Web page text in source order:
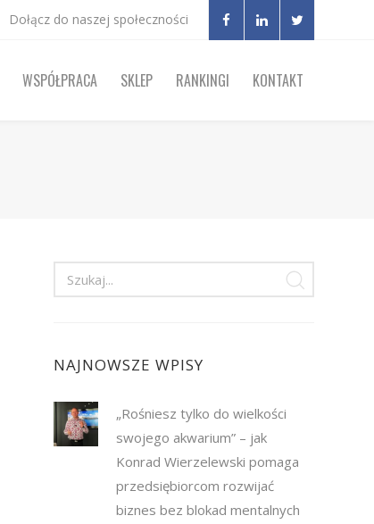
Dołącz do naszej społeczności
WSPÓŁPRACA SKLEP RANKINGI KONTAKT
NAJNOWSZE WPISY
„Rośniesz tylko do wielkości
swojego akwarium” – jak
Konrad Wierzelewski pomaga
przedsiębiorcom rozwijać
biznes bez blokad mentalnych